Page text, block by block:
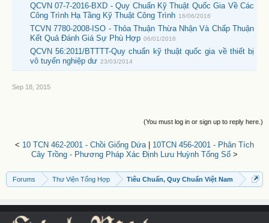
QCVN 07-7-2016-BXD - Quy Chuẩn Kỹ Thuật Quốc Gia Về Các
Công Trình Hạ Tầng Kỹ Thuật Công Trình 16/06/2016
TCVN 7780-2008-ISO - Thỏa Thuận Thừa Nhận Và Chấp Thuận
Kết Quả Đánh Giá Sự Phù Hợp 06/01/2016
QCVN 56:2011/BTTTT-Quy chuẩn kỹ thuật quốc gia về thiết bị
vô tuyến nghiệp dư 23/03/2014
Sep 18, 2015
(You must log in or sign up to reply here.)
< 10 TCN 462-2001 - Chồi Giống Dứa
10TCN 456-2001 - Phân Tích
Cây Trồng - Phương Pháp Xác Định Lưu Huỳnh Tổng Số >
Forums Thư Viện Tổng Hợp Tiêu Chuẩn, Quy Chuẩn Việt Nam